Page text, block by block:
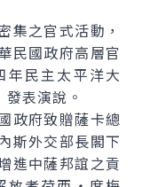
之官式活動，
民國政府高層官
民主太平洋大
表演說。
府致贈薩卡總
斯外交部長閣下
進中薩邦誼之貢